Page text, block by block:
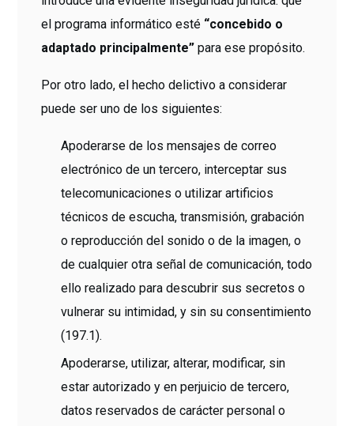
el programa informático esté “concebido o
adaptado principalmente” para ese propósito.
Por otro lado, el hecho delictivo a considerar
puede ser uno de los siguientes:
Apoderarse de los mensajes de correo
electrónico de un tercero, interceptar sus
telecomunicaciones o utilizar artificios
técnicos de escucha, transmisión, grabación
o reproducción del sonido o de la imagen, o
de cualquier otra señal de comunicación, todo
ello realizado para descubrir sus secretos o
vulnerar su intimidad, y sin su consentimiento
(197.1).
Apoderarse, utilizar, alterar, modificar, sin
estar autorizado y en perjuicio de tercero,
datos reservados de carácter personal o